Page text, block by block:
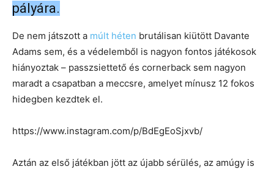
pályára.
De nem játszott a múlt héten brutálisan kiütött Davante
Adams sem, és a védelemből is nagyon fontos játékosok
hiányoztak – passzsiettető és cornerback sem nagyon
maradt a csapatban a meccsre, amelyet mínusz 12 fokos
hidegben kezdtek el.
https://www.instagram.com/p/BdEgEoSjxvb/
Aztán az első játékban jött az újabb sérülés, az amúgy is